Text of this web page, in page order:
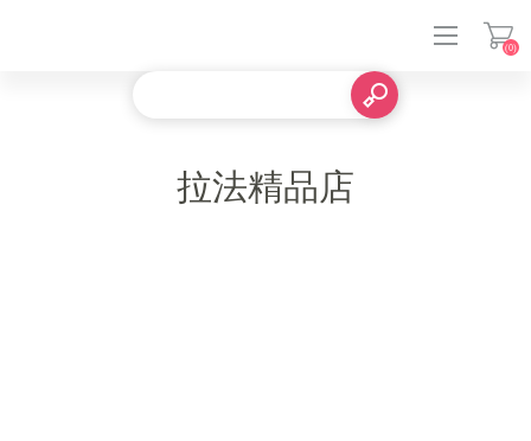
(0)
拉法精品店